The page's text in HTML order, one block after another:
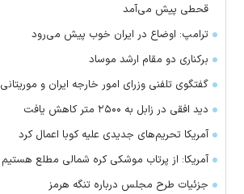
قحطی پیش می‌آمد
ترامپ: اوضاع در ایران خوب پیش می‌رود
برکناری دو مقام ارشد موساد
گفتگوی تلفنی وزرای امور خارجه ایران و موریتانی
دید افقی در زابل به ۲۵۰۰ متر کاهش یافت
آمریکا تحریم‌های جدیدی علیه کوبا اعمال کرد
آمریکا: از پرتاب موشکی کره شمالی مطلع هستیم
جزئیات طرح مجلس درباره تنگه هرمز